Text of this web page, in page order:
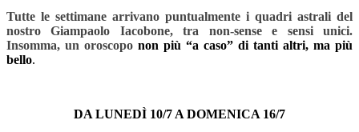
Tutte le settimane arrivano puntualmente i quadri astrali del
nostro Giampaolo Iacobone, tra non-sense e sensi unici.
Insomma, un oroscopo non più “a caso” di tanti altri, ma più
bello.
DA LUNEDÌ 10/7 A DOMENICA 16/7